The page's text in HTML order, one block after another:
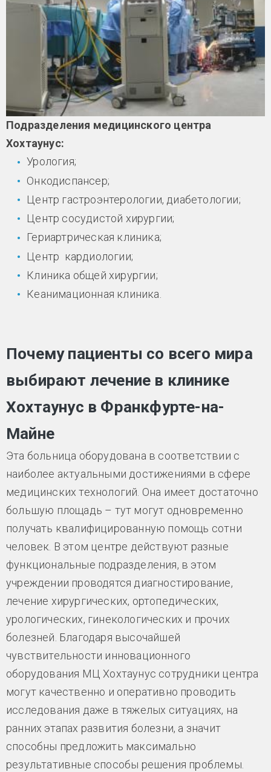
Подразделения медицинского центра
Хохтаунус:
Урология;
Онкодиспансер;
Центр гастроэнтерологии, диабетологии;
Центр сосудистой хирургии;
Гериартрическая клиника;
Центр кардиологии;
Клиника общей хирургии;
Кеанимационная клиника.
Почему пациенты со всего мира
выбирают лечение в клинике
Хохтаунус в Франкфурте-на-
Майне
Эта больница оборудована в соответствии с
наиболее актуальными достижениями в сфере
медицинских технологий. Она имеет достаточно
большую площадь – тут могут одновременно
получать квалифицированную помощь сотни
человек. В этом центре действуют разные
функциональные подразделения, в этом
учреждении проводятся диагностирование,
лечение хирургических, ортопедических,
урологических, гинекологических и прочих
болезней. Благодаря высочайшей
чувствительности инновационного
оборудования МЦ Хохтаунус сотрудники центра
могут качественно и оперативно проводить
исследования даже в тяжелых ситуациях, на
ранних этапах развития болезни, а значит
способны предложить максимально
результативные способы решения проблемы.